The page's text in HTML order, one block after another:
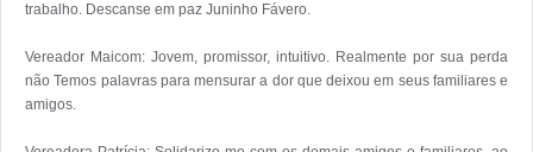
trabalho. Descanse em paz Juninho Fávero.
Vereador Maicom: Jovem, promissor, intuitivo. Realmente por sua perda
não Temos palavras para mensurar a dor que deixou em seus familiares e
amigos.